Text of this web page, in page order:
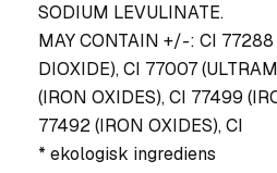
SODIUM LEVULINATE.
MAY CONTAIN +/-: CI
DIOXIDE), CI 77007
(IRON OXIDES), CI 77499
77492 (IRON OXIDES), CI
* ekologisk ingrediens